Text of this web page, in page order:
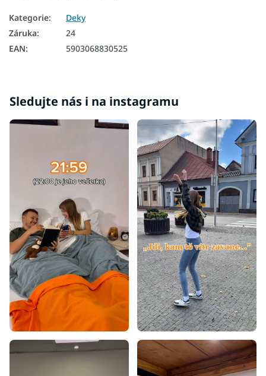
Kategorie:
Deky
Záruka:
24
EAN: 5903068830525
Sledujte nás i na instagramu